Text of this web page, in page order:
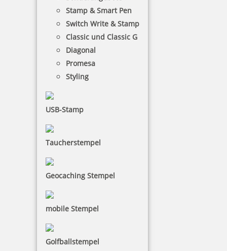
Stamp & Smart Pen
Switch Write & Stamp
Classic und Classic G
Diagonal
Promesa
Styling
USB-Stamp
Taucherstempel
Geocaching Stempel
mobile Stempel
Golfballstempel